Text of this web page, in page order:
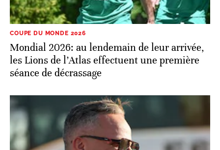
COUPE DU MONDE 2026
Mondial 2026: au lendemain de leur arrivée,
les Lions de l’Atlas effectuent une première
séance de décrassage